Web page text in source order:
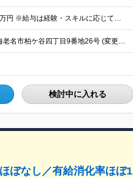
☆賞与年間2ヶ月分以上 ☆月給28万円も可能 月給25万～28万円 ※給与は経験・スキルに応じて適宜相談可能です ※試用期間3ヶ月（その間の給与・待遇に差異はありません） ※残業代は別途全額支給し
〈海老名エリアで働く／UIターン歓迎◎〉 ■本社 神奈川県海老名市柏ケ谷四丁目9番地26号 (変更の範囲)上記を除く当社関連勤務地
検討中に入れる
ぼなし／有給消化率ほぼ1